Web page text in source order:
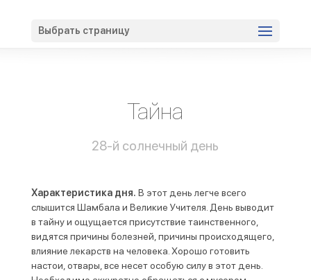
Выбрать страницу
Тайна
28-й солнечный день
Характеристика дня. В этот день легче всего
слышится Шамбала и Великие Учителя. День выводит
в тайну и ощущается присутствие таинственного,
видятся причины болезней, причины происходящего,
влияние лекарств на человека. Хорошо готовить
настои, отвары, все несет особую силу в этот день.